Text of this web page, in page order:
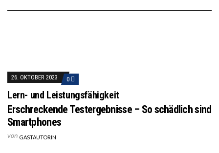
26. OKTOBER 2023 0
Lern- und Leistungsfähigkeit
Erschreckende Testergebnisse – So schädlich sind
Smartphones
von GASTAUTORIN